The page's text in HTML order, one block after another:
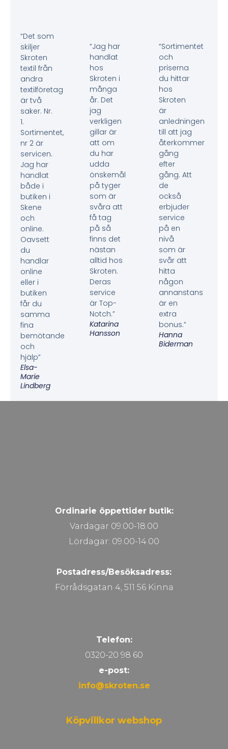
“Det som
skiljer
Skroten
textil från
andra
textilföretag
är två
saker. Nr.
1.
Sortimentet,
nr 2 är
servicen.
Jag har
handlat
både i
butiken i
Skene
och
online.
Oavsett
du
handlar
online
eller i
butiken
får du
samma
fina
bemötande
och
hjälp”
Elsa-
Marie
Lindberg
“Jag har
handlat
hos
Skroten i
många
år. Det
jag
verkligen
gillar är
att om
du har
udda
önskemål
på tyger
som är
svåra att
få tag
på så
finns det
nästan
alltid hos
Skroten.
Deras
service
är Top-
Notch.”
Katarina
Hansson
“Sortimentet
och
priserna
du hittar
hos
Skroten
är
anledningen
till att jag
återkommer
gång
efter
gång. Att
de
också
erbjuder
service
på en
nivå
som är
svår att
hitta
någon
annanstans
är en
extra
bonus.”
Hanna
Biderman
Ordinarie öppettider butik:
Vardagar 09.00-18.00
Lördagar: 09.00-14.00
Postadress/Besöksadress:
Förrådsgatan 4, 511 56 Kinna
Telefon:
0320-20 98 60
e-post:
info@skroten.se
Köpvillkor webshop